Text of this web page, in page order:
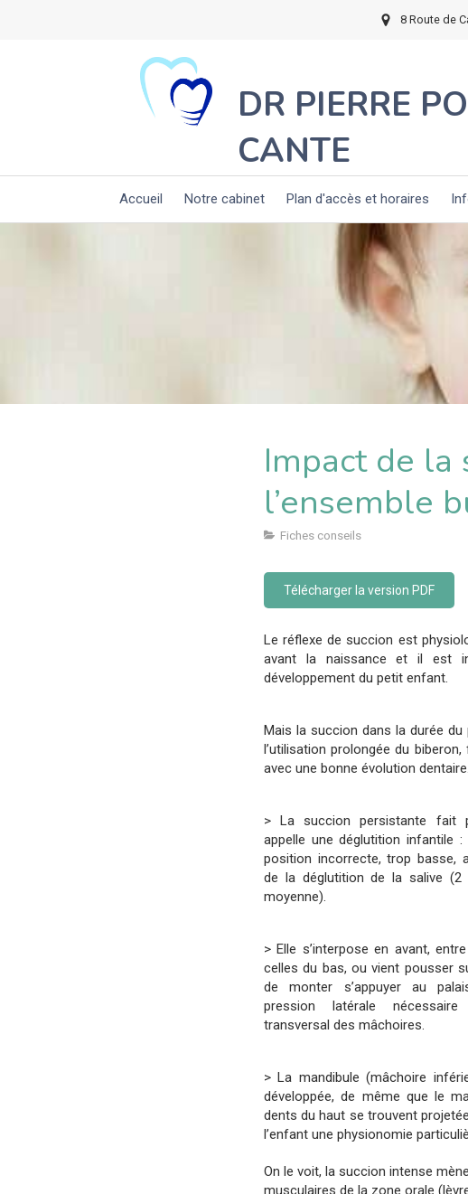
8 Route de
DR PIERRE
CANTE
Accueil Notre cabinet Plan d'accès et horaires
Impact de la
l’ensemble
Fiches conseils
Télécharger la version PDF
Le réflexe de succion est
avant la naissance et il est
développement du petit enfant.
Mais la succion dans la durée
l’utilisation prolongée du
avec une bonne évolution dentaire.
> La succion persistante fait
appelle une déglutition infantile
position incorrecte, trop basse,
de la déglutition de la salive
moyenne).
> Elle s’interpose en avant,
celles du bas, ou vient pousser
de monter s’appuyer au
pression latérale
transversal des mâchoires.
> La mandibule (mâchoire
développée, de même que le
dents du haut se trouvent
l’enfant une physionomie
On le voit, la succion intense
musculaires de la zone orale